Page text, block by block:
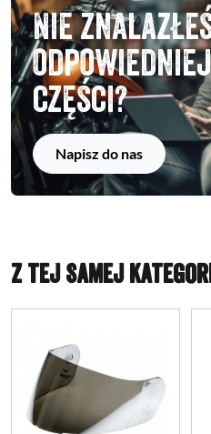
Nie
odpowiedniej
części?
Napisz do nas
Z TEJ SAMEJ